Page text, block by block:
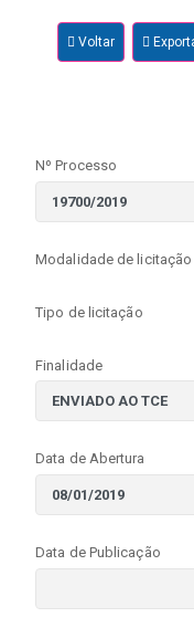
Voltar
Nº Processo
Modalidade de licitação
Tipo de licitação
Finalidade
Data de Abertura
Data de Publicação